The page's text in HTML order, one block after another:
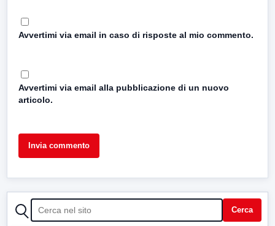
Avvertimi via email in caso di risposte al mio commento.
Avvertimi via email alla pubblicazione di un nuovo
articolo.
CERCA Cerca